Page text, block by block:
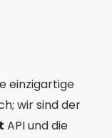
einzigartige
wir sind der
API und die